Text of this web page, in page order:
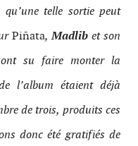
telle sortie peut
Piñata,Madlibet son
ont su faire monter la
l’album étaient déjà
de trois, produits ces
donc été gratifiés de